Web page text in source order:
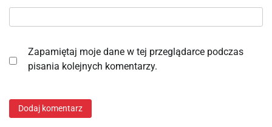
Zapamiętaj moje dane w tej przeglądarce podczas
pisania kolejnych komentarzy.